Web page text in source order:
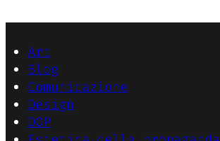
Art
Blog
Comunicazione
Design
DOP